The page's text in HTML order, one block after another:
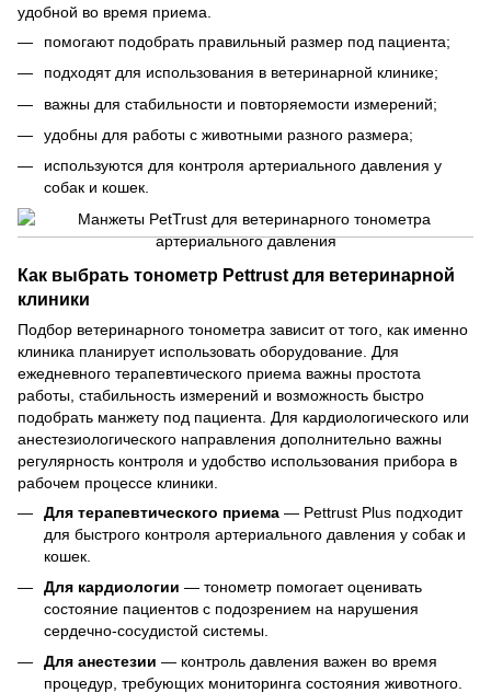
удобной во время приема.
помогают подобрать правильный размер под пациента;
подходят для использования в ветеринарной клинике;
важны для стабильности и повторяемости измерений;
удобны для работы с животными разного размера;
используются для контроля артериального давления у
собак и кошек.
Как выбрать тонометр Pettrust для ветеринарной
клиники
Подбор ветеринарного тонометра зависит от того, как именно
клиника планирует использовать оборудование. Для
ежедневного терапевтического приема важны простота
работы, стабильность измерений и возможность быстро
подобрать манжету под пациента. Для кардиологического или
анестезиологического направления дополнительно важны
регулярность контроля и удобство использования прибора в
рабочем процессе клиники.
Для терапевтического приема — Pettrust Plus подходит
для быстрого контроля артериального давления у собак и
кошек.
Для кардиологии — тонометр помогает оценивать
состояние пациентов с подозрением на нарушения
сердечно-сосудистой системы.
Для анестезии — контроль давления важен во время
процедур, требующих мониторинга состояния животного.